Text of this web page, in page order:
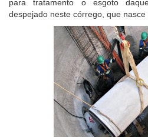
para tratamento o esgoto
despejado neste córrego, que nasce